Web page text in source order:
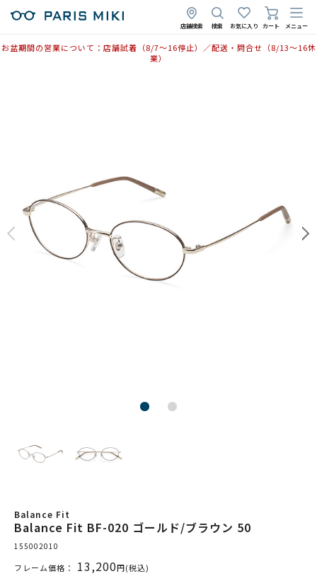
店舗検索 検索 お気に入り カート メニュー
お盆期間の営業について：店舗試着（8/7〜16停止）／配送・問合せ（8/13〜16休
業）
Balance Fit
Balance Fit BF-020 ゴールド/ブラウン 50
155002010
フレーム価格： 13,200円(税込)